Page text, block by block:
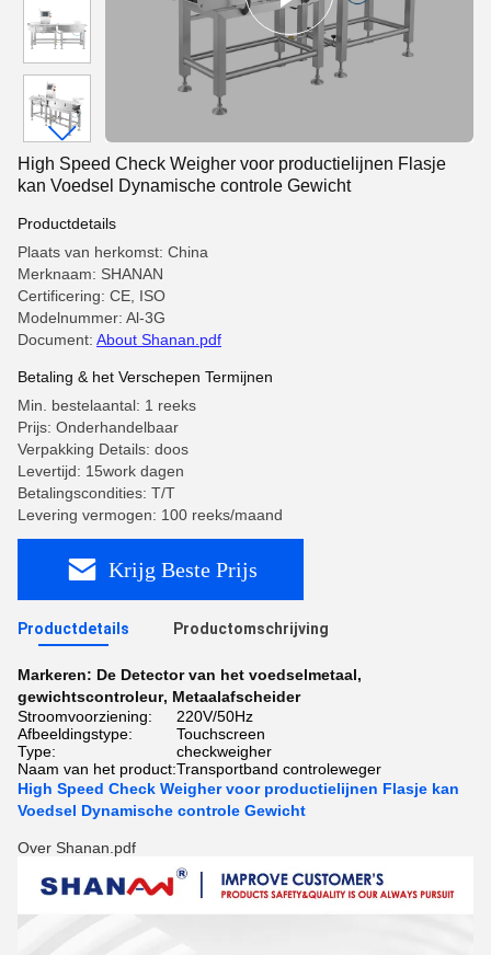
High Speed Check Weigher voor productielijnen Flasje
kan Voedsel Dynamische controle Gewicht
Productdetails
Plaats van herkomst: China
Merknaam: SHANAN
Certificering: CE, ISO
Modelnummer: Al-3G
Document: About Shanan.pdf
Betaling & het Verschepen Termijnen
Min. bestelaantal: 1 reeks
Prijs: Onderhandelbaar
Verpakking Details: doos
Levertijd: 15work dagen
Betalingscondities: T/T
Levering vermogen: 100 reeks/maand
Krijg Beste Prijs
Productdetails Productomschrijving
Markeren: De Detector van het voedselmetaal,
gewichtscontroleur, Metaalafscheider
Stroomvoorziening:
220V/50Hz
Afbeeldingstype:
Touchscreen
Type:
checkweigher
Naam van het product:Transportband controleweger
High Speed Check Weigher voor productielijnen Flasje kan
Voedsel Dynamische controle Gewicht
Over Shanan.pdf